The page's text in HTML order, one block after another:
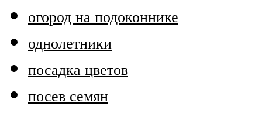
огород на подоконнике
однолетники
посадка цветов
посев семян